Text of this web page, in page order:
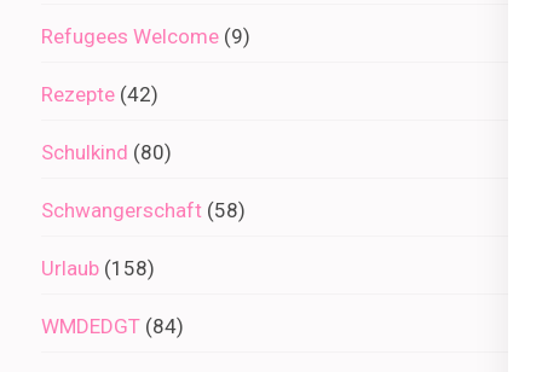
Refugees Welcome (9)
Rezepte (42)
Schulkind (80)
Schwangerschaft (58)
Urlaub (158)
WMDEDGT (84)